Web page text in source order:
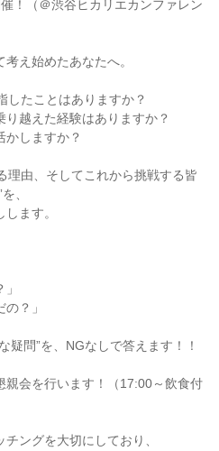
！（＠渋谷ヒカリエカンファレン
え始めたあなたへ。
したことはありますか？
越えた経験はありますか？
かしますか？
理由、そしてこれから挑戦する皆
、
ます。
？」
疑問”を、NGなしで答えます！！
親会を行います！（17:00～飲食付
ングを大切にしており、